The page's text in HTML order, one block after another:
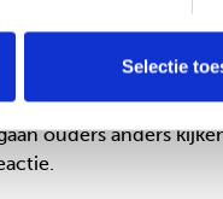
Selectie
Daarmee bouw je
en dit
Waarom is dit zo
ouders anders